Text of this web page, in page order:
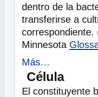
dentro de la
transferirse a
correspondiente.
Minnesota
Más…
Célula
El constituyente